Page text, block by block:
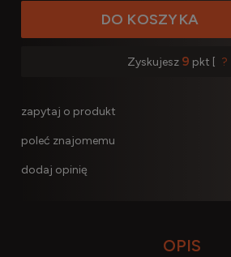
DO KOSZYKA
Zyskujesz 9 pkt [ ?
zapytaj o produkt
poleć znajomemu
dodaj opinię
OPIS